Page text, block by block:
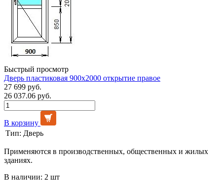
Быстрый просмотр
Дверь пластиковая 900х2000 открытие правое
27 699 руб.
26 037.06 руб.
В корзину
Тип: Дверь
Применяются в производственных, общественных и жилых
зданиях.
В наличии: 2 шт